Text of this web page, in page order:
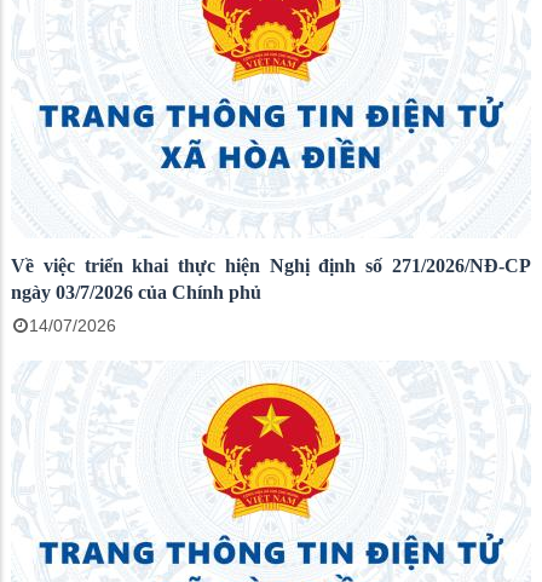
Về việc triển khai thực hiện Nghị định số 271/2026/NĐ-CP
ngày 03/7/2026 của Chính phủ
14/07/2026